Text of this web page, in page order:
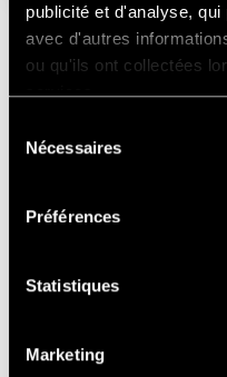
publicité et d'analyse,
avec d'autres
ou qu'ils ont collectées
services.
Nécessaires
Préférences
Statistiques
Marketing